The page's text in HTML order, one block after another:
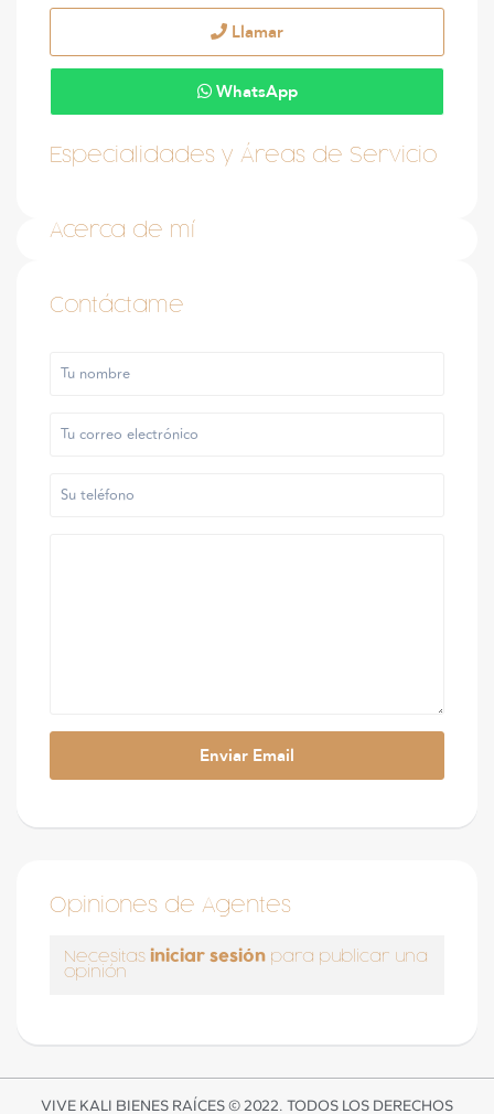
Llamar
WhatsApp
Especialidades y Áreas de Servicio
Acerca de mí
Contáctame
Opiniones de Agentes
Necesitas iniciar sesión para publicar una
opinión
VIVE KALI BIENES RAÍCES © 2022. TODOS LOS DERECHOS